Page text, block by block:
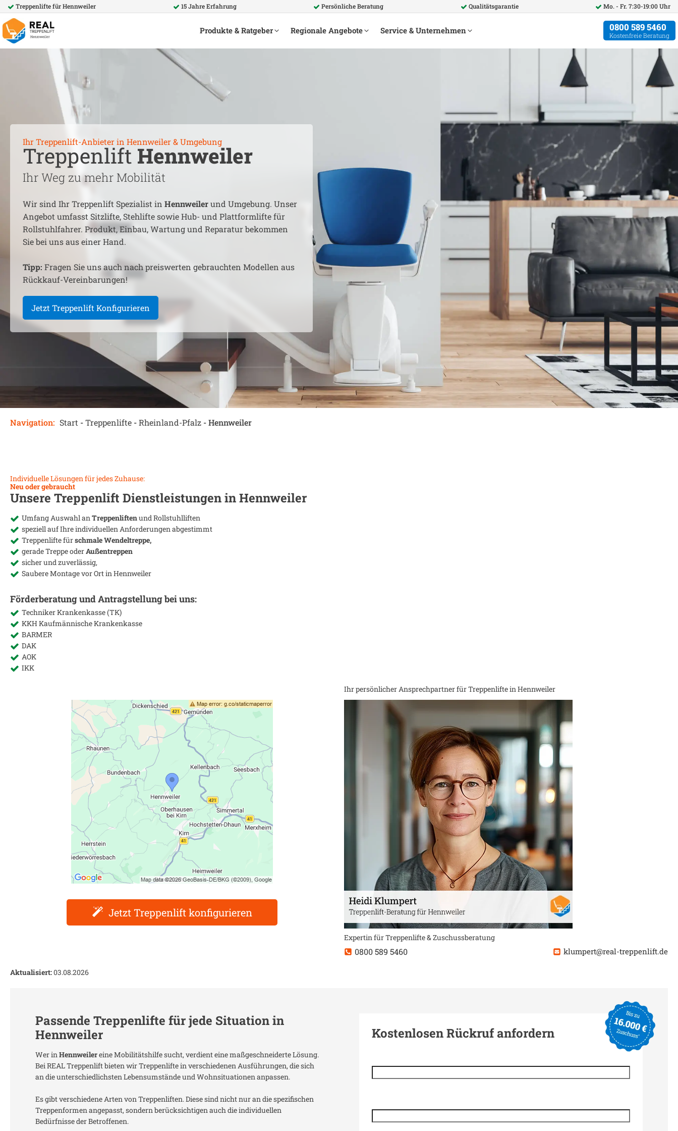
Treppenlifte fürHennweiler 15 Jahre Erfahrung Persönliche Beratung Qualitätsgarantie Mo. - Fr. 7:30-19:00 Uhr
Produkte & Ratgeber Regionale Angebote Service & Unternehmen 0800 589 5460
Kostenfreie Beratung
Ihr Treppenlift-Anbieter in Hennweiler& Umgebung
Treppenlift Hennweiler
Ihr Weg zu mehr Mobilität
Wir sind Ihr Treppenlift Spezialist in Hennweilerund Umgebung. Unser
Angebot umfasst Sitzlifte, Stehlifte sowie Hub- und Plattformlifte für
Rollstuhlfahrer. Produkt, Einbau, Wartung und Reparatur bekommen
Sie bei uns aus einer Hand.
Tipp: Fragen Sie uns auch nach preiswerten gebrauchten Modellen aus
Rückkauf-Vereinbarungen!
Jetzt Treppenlift Konfigurieren
Navigation: Start -Treppenlifte -Rheinland-Pfalz -Hennweiler
Individuelle Lösungen für jedes Zuhause:
Neu oder gebraucht
Unsere Treppenlift Dienstleistungen inHennweiler
Umfang Auswahl an Treppenliftenund Rollstuhlliften
speziell auf Ihre individuellen Anforderungen abgestimmt
Treppenlifte fürschmale Wendeltreppe,
gerade Treppe oderAußentreppen
sicher und zuverlässig,
Saubere Montage vor Ort in Hennweiler
Förderberatung und Antragstellung bei uns:
Techniker Krankenkasse (TK)
KKH Kaufmännische Krankenkasse
BARMER
DAK
AOK
IKK
Jetzt Treppenlift konfigurieren
Ihr persönlicher Ansprechpartner für Treppenlifte in Hennweiler
Expertin für Treppenlifte & Zuschussberatung
0800 589 5460 klumpert@real-treppenlift.de
Aktualisiert:03.08.2026
Passende Treppenlifte für jede Situation in
Hennweiler
Wer in Hennweilereine Mobilitätshilfe sucht, verdient eine maßgeschneiderte Lösung.
Bei REAL Treppenlift bieten wir Treppenlifte in verschiedenen Ausführungen, die sich
an die unterschiedlichsten Lebensumstände und Wohnsituationen anpassen.
Es gibt verschiedene Arten von Treppenliften. Diese sind nicht nur an die spezifischen
Treppenformen angepasst, sondern berücksichtigen auch die individuellen
Bedürfnisse der Betroffenen.
Kostenlosen Rückruf anfordern